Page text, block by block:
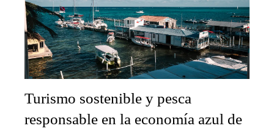
Turismo sostenible y pesca
responsable en la economía azul de